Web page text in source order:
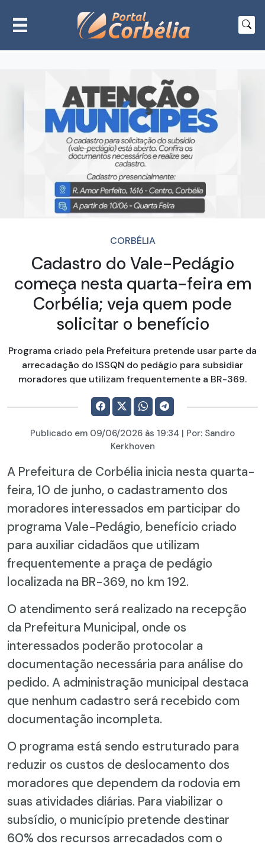
CORBÉLIA
Cadastro do Vale-Pedágio
começa nesta quarta-feira em
Corbélia; veja quem pode
solicitar o benefício
Programa criado pela Prefeitura pretende usar parte da
arrecadação do ISSQN do pedágio para subsidiar
moradores que utilizam frequentemente a BR-369.
Publicado em 09/06/2026 às 19:34 | Por: Sandro
Kerkhoven
A Prefeitura de Corbélia inicia nesta quarta-
feira, 10 de junho, o cadastramento dos
moradores interessados em participar do
programa Vale-Pedágio, benefício criado
para auxiliar cidadãos que utilizam
frequentemente a praça de pedágio
localizada na BR-369, no km 192.
O atendimento será realizado na recepção
da Prefeitura Municipal, onde os
interessados poderão protocolar a
documentação necessária para análise do
pedido. A administração municipal destaca
que nenhum cadastro será recebido com
documentação incompleta.
O programa está sendo estruturado para
reduzir os custos de deslocamento dos
moradores que dependem da rodovia em
suas atividades diárias. Para viabilizar o
subsídio, o município pretende destinar
60% dos recursos arrecadados com o